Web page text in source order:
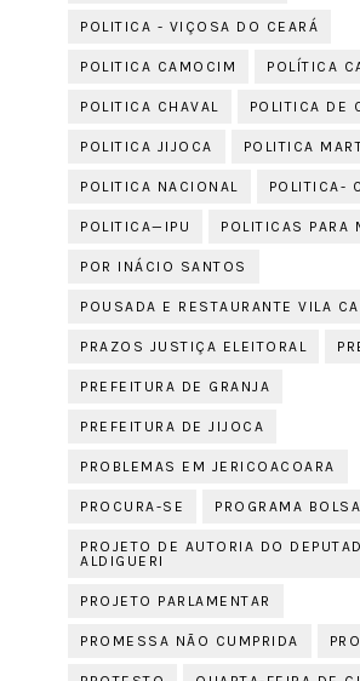
POLITICA - VIÇOSA DO CEARÁ
POLITICA CAMOCIM POLÍTICA
POLITICA CHAVAL POLITICA DE
POLITICA JIJOCA POLITICA
POLITICA NACIONAL POLITICA-
POLITICA—IPU POLITICAS PARA
POR INÁCIO SANTOS
POUSADA E RESTAURANTE VILA
PRAZOS JUSTIÇA ELEITORAL
PREFEITURA DE GRANJA
PREFEITURA DE JIJOCA
PROBLEMAS EM JERICOACOARA
PROCURA-SE PROGRAMA
PROJETO DE AUTORIA DO
ALDIGUERI
PROJETO PARLAMENTAR
PROMESSA NÃO CUMPRIDA